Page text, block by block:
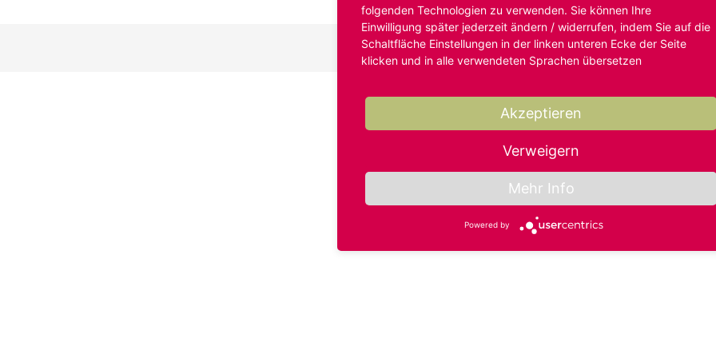
folgenden Technologien zu verwenden. Sie können Ihre
Einwilligung später jederzeit ändern / widerrufen, indem Sie auf die
Schaltfläche Einstellungen in der linken unteren Ecke der Seite
klicken und in alle verwendeten Sprachen übersetzen
Akzeptieren
Verweigern
Mehr Info
Powered by